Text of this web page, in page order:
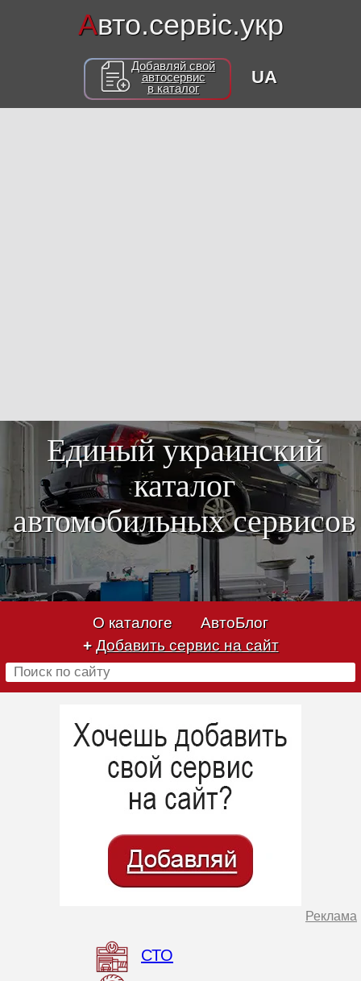
Авто.сервіс.укр
Добавляй свой
автосервис
в каталог
UA
Единый украинский
каталог
автомобильных сервисов
О каталоге
АвтоБлог
+ Добавить сервис на сайт
Реклама
СТО